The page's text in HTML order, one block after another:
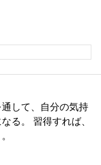
して、自分の気持
る。 習得すれば、